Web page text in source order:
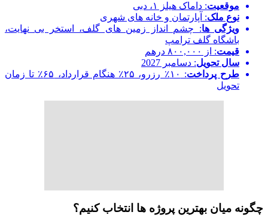
موقعیت: داماک هیلز ۱، دبی
نوع ملک: آپارتمان و خانه های شهری
ویژگی ها: چشم انداز زمین های گلف، استخر بی نهایت،
باشگاه گلف ترامپ
قیمت: از ۸۰۰,۰۰۰ درهم
سال تحویل: دسامبر 2027
طرح پرداخت
: ۱۰٪ رزرو، ۲۵٪ هنگام قرارداد، ۶۵٪ تا زمان
تحویل
چگونه میان بهترین پروژه ها انتخاب کنیم؟